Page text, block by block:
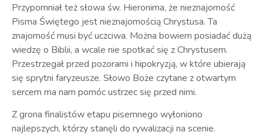
Przypomniał też słowa św. Hieronima, że nieznajomość
Pisma Świętego jest nieznajomością Chrystusa. Ta
znajomość musi być uczciwa. Można bowiem posiadać dużą
wiedzę o Biblii, a wcale nie spotkać się z Chrystusem.
Przestrzegał przed pozorami i hipokryzją, w które ubierają
się sprytni faryzeusze. Słowo Boże czytane z otwartym
sercem ma nam pomóc ustrzec się przed nimi.
Z grona finalistów etapu pisemnego wyłoniono
najlepszych, którzy stanęli do rywalizacji na scenie.